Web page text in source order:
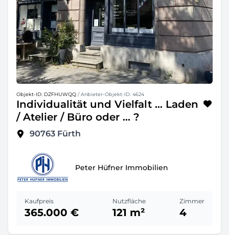
Objekt-ID: DZFHUWQQ / Anbieter-Objekt-ID: 4624
Individualität und Vielfalt ... Laden
/ Atelier / Büro oder ... ?
90763 Fürth
Peter Hüfner Immobilien
Kaufpreis
365.000 €
Nutzfläche
121 m²
Zimmer
4